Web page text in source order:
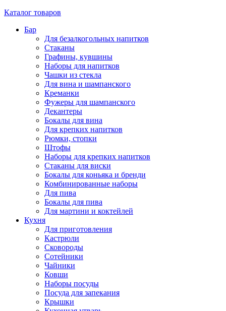
Каталог товаров
Бар
Для безалкогольных напитков
Стаканы
Графины, кувшины
Наборы для напитков
Чашки из стекла
Для вина и шампанского
Креманки
Фужеры для шампанского
Декантеры
Бокалы для вина
Для крепких напитков
Рюмки, стопки
Штофы
Наборы для крепких напитков
Стаканы для виски
Бокалы для коньяка и бренди
Комбинированные наборы
Для пива
Бокалы для пива
Для мартини и коктейлей
Кухня
Для приготовления
Кастрюли
Сковороды
Сотейники
Чайники
Ковши
Наборы посуды
Посуда для запекания
Крышки